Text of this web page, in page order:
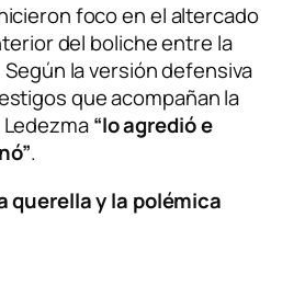
foco en el altercado
del boliche entre la
la versión defensiva
que acompañan la
“lo agredió e
.
querella y la polémica